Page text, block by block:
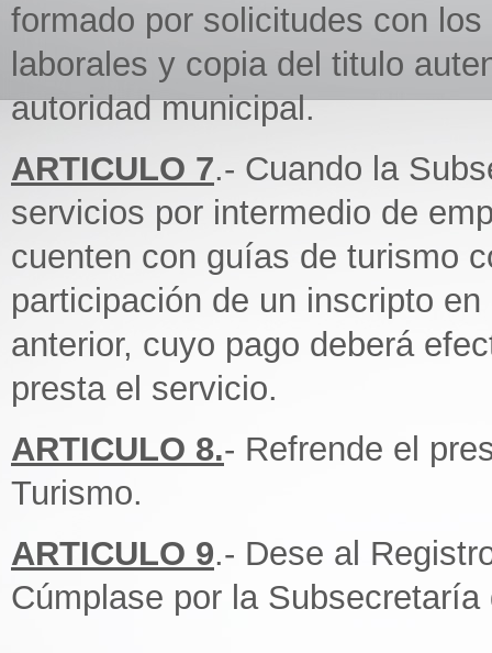
formado por solicitudes con
laborales y copia del titulo
autoridad municipal.
ARTICULO 7.- Cuando la
servicios por intermedio de
cuenten con guías de turismo
participación de un inscripto
anterior, cuyo pago deberá
presta el servicio.
ARTICULO 8.- Refrende el
Turismo.
ARTICULO 9.- Dese al
Cúmplase por la